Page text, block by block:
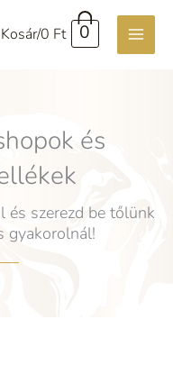
Kosár/0 Ft 0
és
és szerezd be tőlünk
gyakorolnál!